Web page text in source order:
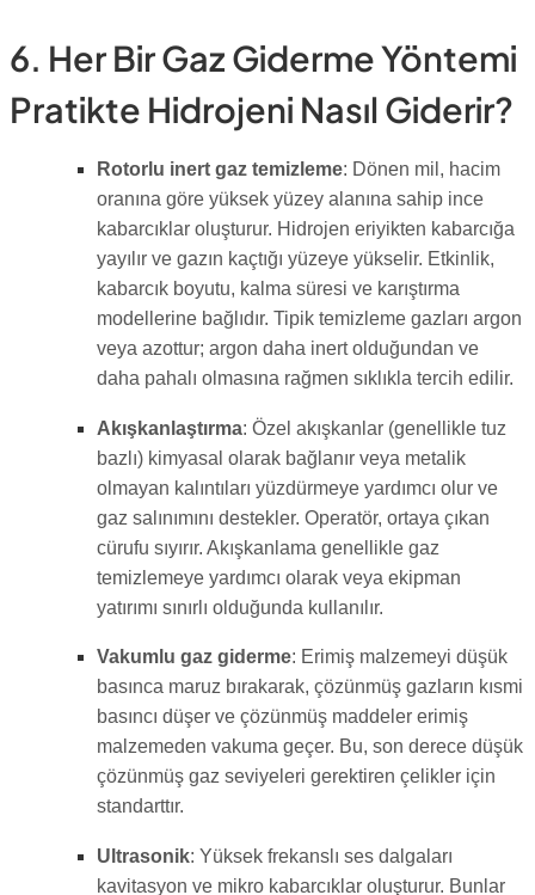
6. Her Bir Gaz Giderme Yöntemi
Pratikte Hidrojeni Nasıl Giderir?
Rotorlu inert gaz temizleme: Dönen mil, hacim
oranına göre yüksek yüzey alanına sahip ince
kabarcıklar oluşturur. Hidrojen eriyikten kabarcığa
yayılır ve gazın kaçtığı yüzeye yükselir. Etkinlik,
kabarcık boyutu, kalma süresi ve karıştırma
modellerine bağlıdır. Tipik temizleme gazları argon
veya azottur; argon daha inert olduğundan ve
daha pahalı olmasına rağmen sıklıkla tercih edilir.
Akışkanlaştırma: Özel akışkanlar (genellikle tuz
bazlı) kimyasal olarak bağlanır veya metalik
olmayan kalıntıları yüzdürmeye yardımcı olur ve
gaz salınımını destekler. Operatör, ortaya çıkan
cürufu sıyırır. Akışkanlama genellikle gaz
temizlemeye yardımcı olarak veya ekipman
yatırımı sınırlı olduğunda kullanılır.
Vakumlu gaz giderme: Erimiş malzemeyi düşük
basınca maruz bırakarak, çözünmüş gazların kısmi
basıncı düşer ve çözünmüş maddeler erimiş
malzemeden vakuma geçer. Bu, son derece düşük
çözünmüş gaz seviyeleri gerektiren çelikler için
standarttır.
Ultrasonik: Yüksek frekanslı ses dalgaları
kavitasyon ve mikro kabarcıklar oluşturur. Bunlar